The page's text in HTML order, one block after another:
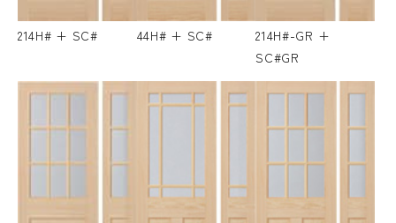
214H# + SC# 44H# + SC#
214H#-GR +
SC#GR